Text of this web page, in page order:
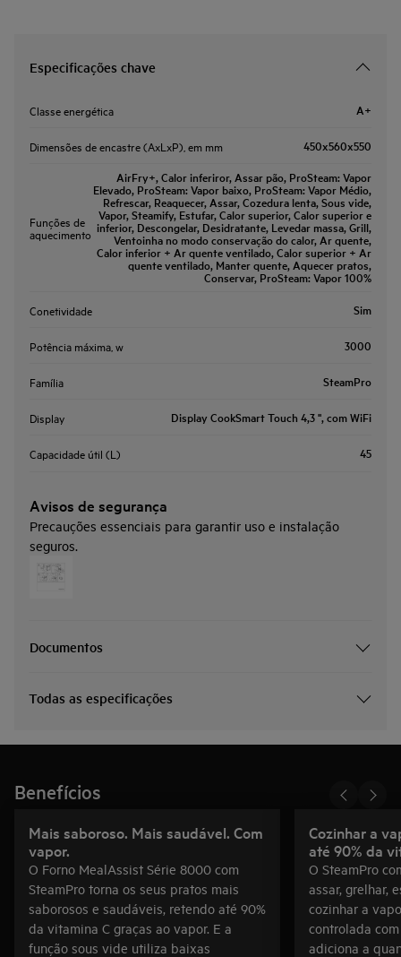
Especificações chave
Classe energética A+
Dimensões de encastre (AxLxP), em mm 450x560x550
Funções de
aquecimento
AirFry+, Calor inferiror, Assar pão, ProSteam: Vapor
Elevado, ProSteam: Vapor baixo, ProSteam: Vapor Médio,
Refrescar, Reaquecer, Assar, Cozedura lenta, Sous vide,
Vapor, Steamify, Estufar, Calor superior, Calor superior e
inferior, Descongelar, Desidratante, Levedar massa, Grill,
Ventoinha no modo conservação do calor, Ar quente,
Calor inferior + Ar quente ventilado, Calor superior + Ar
quente ventilado, Manter quente, Aquecer pratos,
Conservar, ProSteam: Vapor 100%
Conetividade Sim
Potência máxima, w 3000
Família SteamPro
Display Display CookSmart Touch 4,3 '', com WiFi
Capacidade útil (L) 45
Avisos de segurança
Precauções essenciais para garantir uso e instalação
seguros.
Documentos
Todas as especificações
Benefícios
Mais saboroso. Mais saudável. Com
vapor.
O Forno MealAssist Série 8000 com
SteamPro torna os seus pratos mais
saborosos e saudáveis, retendo até 90%
da vitamina C graças ao vapor. E a
função sous vide utiliza baixas
Cozinhar a
até 90% da
O SteamPro
assar, grelhar,
cozinhar a
controlada
adiciona a